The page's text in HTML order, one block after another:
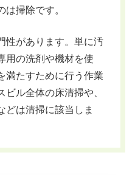
掃除です。
性があります。単に汚
用の洗剤や機材を使
満たすために行う作業
ル全体の床清掃や、
どは清掃に該当しま